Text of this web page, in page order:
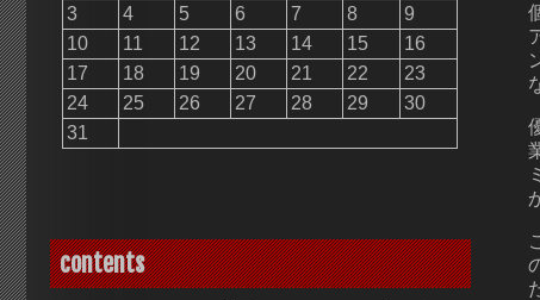
3
4 5 6 7 8
9
10
11 12 13 14 15
16
17
18 19 20 21 22
23
24
25 26 27 28 29
30
31
contents